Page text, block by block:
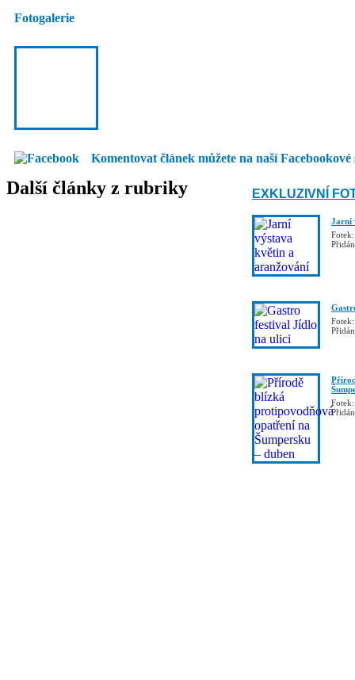
Fotogalerie
Komentovat článek můžete na naší Facebookové
Další články z rubriky EXKLUZIVNÍ
Jarní